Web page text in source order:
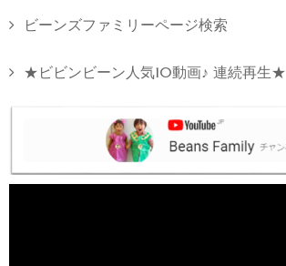
ビーンズファミリーページ検索
★ビビンビーン人気10動画♪ 連続再生★